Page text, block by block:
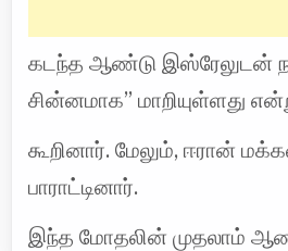
கடந்த ஆண்டு இஸ்ரேலுடன்
சின்னமாக” மாறியுள்ளது
கூறினார். மேலும், ஈரான்
பாராட்டினார்.
இந்த மோதலின் முதலாம்